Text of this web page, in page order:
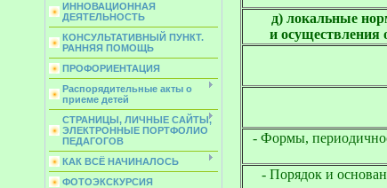
ИННОВАЦИОННАЯ
ДЕЯТЕЛЬНОСТЬ
КОНСУЛЬТАТИВНЫЙ ПУНКТ.
РАННЯЯ ПОМОЩЬ
ПРОФОРИЕНТАЦИЯ
Распорядительные акты о
приеме детей
СТРАНИЦЫ, ЛИЧНЫЕ САЙТЫ,
ЭЛЕКТРОННЫЕ ПОРТФОЛИО
ПЕДАГОГОВ
КАК ВСЁ НАЧИНАЛОСЬ
ФОТОЭКСКУРСИЯ
д) локальные
и осуществления
- Формы,
- Порядок и